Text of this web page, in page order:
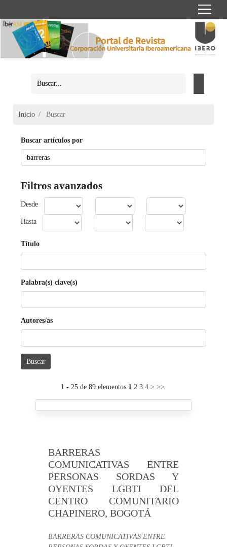
Inicio Buscar
Buscar artículos por
Filtros avanzados
Desde
Hasta
Título
Palabra(s) clave(s)
Autores/as
Buscar
1 - 25 de 89 elementos 1 2 3 4 > >>
BARRERAS
COMUNICATIVAS ENTRE
PERSONAS SORDAS Y
OYENTES LGBTI DEL
CENTRO COMUNITARIO
CHAPINERO, BOGOTÁ
BARRERAS COMUNICATIVAS ENTRE